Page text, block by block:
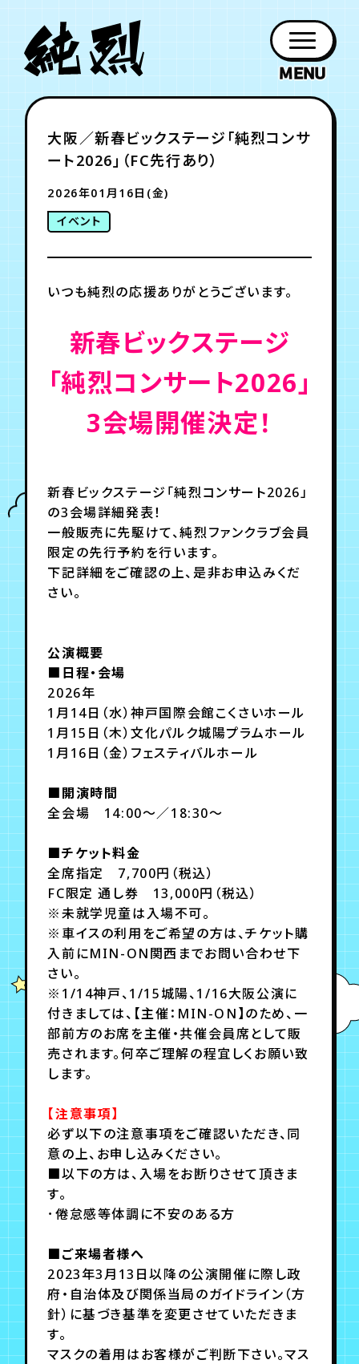
お知らせ 日程
SCHEDULE
チケット
紹介 作品
DISCOGRAPHY
日記
グッズ ホーム
HOME
ファン
年会員制ファンクラブ
チケット
TICKET
お知らせ
FC NEWS MOVIE
月会員制ファンクラブ
会員登録 ログイン
チケット
月会員制ファンクラブ
大阪／新春ビックステージ「純烈コンサ
ート2026」（FC先行あり）
2026年01月16日(金)
イベント
いつも純烈の応援ありがとうございます。
新春ビックステージ
「純烈コンサート2026」
3会場開催決定！
新春ビックステージ「純烈コンサート2026」
の3会場詳細発表！
一般販売に先駆けて、純烈ファンクラブ会員
限定の先行予約を行います。
下記詳細をご確認の上、是非お申込みくだ
さい。
公演概要
■日程・会場
2026年
1月14日（水）神戸国際会館こくさいホール
1月15日（木）文化パルク城陽プラムホール
1月16日（金）フェスティバルホール
■開演時間
全会場 14:00～／18:30～
■チケット料金
全席指定 7,700円（税込）
FC限定 通し券 13,000円（税込）
※未就学児童は入場不可。
※車イスの利用をご希望の方は、チケット購
入前にMIN-ON関西までお問い合わせ下
さい。
※1/14神戸、1/15城陽、1/16大阪公演に
付きましては、【主催：MIN-ON】のため、一
部前方のお席を主催・共催会員席として販
売されます。何卒ご理解の程宜しくお願い致
します。
【注意事項】
必ず以下の注意事項をご確認いただき、同
意の上、お申し込みください。
■以下の方は、入場をお断りさせて頂きま
す。
･倦怠感等体調に不安のある方
■ご来場者様へ
2023年3月13日以降の公演開催に際し政
府・自治体及び関係当局のガイドライン（方
針）に基づき基準を変更させていただきま
す。
マスクの着用はお客様がご判断下さい。マス